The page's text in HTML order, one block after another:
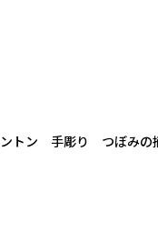
トン 手彫り つぼみ